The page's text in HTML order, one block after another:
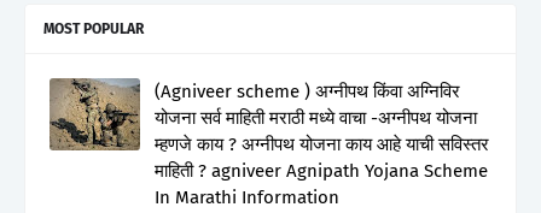
MOST POPULAR
(Agniveer scheme ) अग्नीपथ किंवा अग्निविर
योजना सर्व माहिती मराठी मध्ये वाचा -अग्नीपथ योजना
म्हणजे काय ? अग्नीपथ योजना काय आहे याची सविस्तर
माहिती ? agniveer Agnipath Yojana Scheme
In Marathi Information